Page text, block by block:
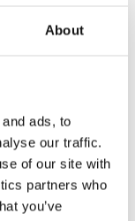
About
ads, to
our traffic.
of our site with
partners who
you’ve
säljare
i
ofta